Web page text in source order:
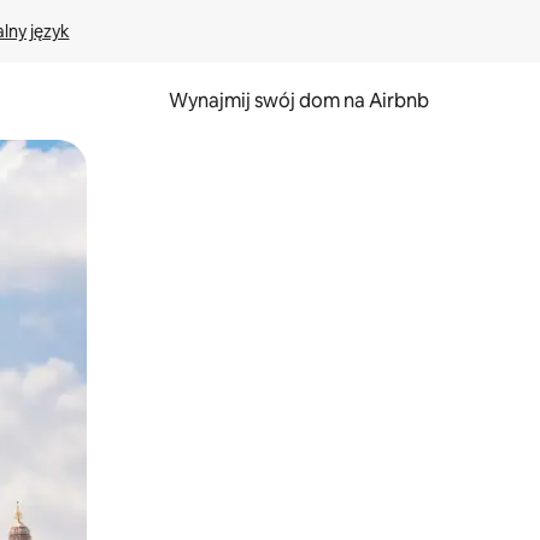
język
Wynajmij swój dom na Airbnb
pomocą gestów dotykowych lub przesuwania.